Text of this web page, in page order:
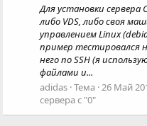
Для установки сервера
либо VDS, либо своя
управлением Linux
пример тестировался
него по SSH (я
файлами и...
adidas Тема 26 Май
сервера с "0"